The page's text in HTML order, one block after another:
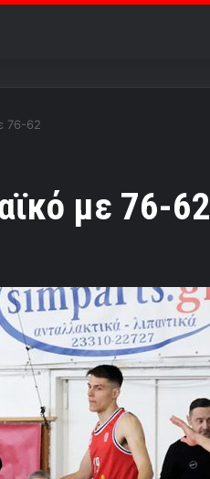
76-62
με 76-62